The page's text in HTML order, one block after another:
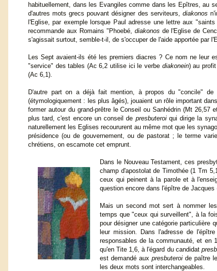
habituellement, dans les Evangiles comme dans les Epîtres, au
d'autres mots grecs pouvant désigner des serviteurs, diakonos
l'Eglise, par exemple lorsque Paul adresse une lettre aux
recommande aux Romains "Phoebé, diakonos de l'Eglise de
s'agissait surtout, semble-t-il, de s'occuper de l'aide apportée par
Les Sept avaient-ils été les premiers diacres ? Ce nom ne leur
"service" des tables (Ac 6,2 utilise ici le verbe diakonein) au
(Ac 6,1).
D'autre part on a déjà fait mention, à propos du "concile"
(étymologiquement : les plus âgés), jouaient un rôle important
former autour du grand-prêtre le Conseil ou Sanhédrin (Mt
plus tard, c'est encore un conseil de presbuteroiqui dirige la
naturellement les Eglises recoururent au même mot que les
présidence (ou de gouvernement, ou de pastorat ; le terme
chrétiens, on escamote cet emprunt.
Dans le Nouveau Testament, ces
champ d'apostolat de Timothée (1 Tm
ceux qui peinent à la parole et à
question encore dans l'épître de
Mais un second mot sert à nommer
temps que "ceux qui surveillent", à la
pour désigner une catégorie particulière
leur mission. Dans l'adresse de
responsables de la communauté, et
qu'en Tite 1,6, à l'égard du candidat
est demandé aux presbuteroide paître
les deux mots sont interchangeables.